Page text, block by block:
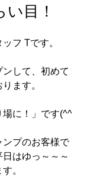
目！
フ Tです。
して、初めて
ます。
場に！」です(^^
ンプのお客様で
はゆっ～～～
。